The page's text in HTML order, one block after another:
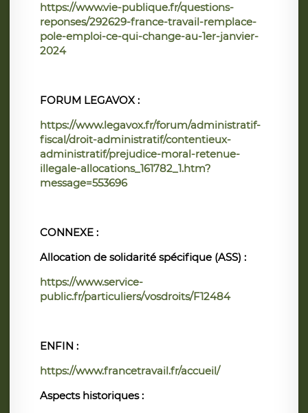
https://www.vie-publique.fr/questions-
reponses/292629-france-travail-remplace-
pole-emploi-ce-qui-change-au-1er-janvier-
2024
FORUM LEGAVOX :
https://www.legavox.fr/forum/administratif-
fiscal/droit-administratif/contentieux-
administratif/prejudice-moral-retenue-
illegale-allocations_161782_1.htm?
message=553696
CONNEXE :
Allocation de solidarité spécifique (ASS) :
https://www.service-
public.fr/particuliers/vosdroits/F12484
ENFIN :
https://www.francetravail.fr/accueil/
Aspects historiques :